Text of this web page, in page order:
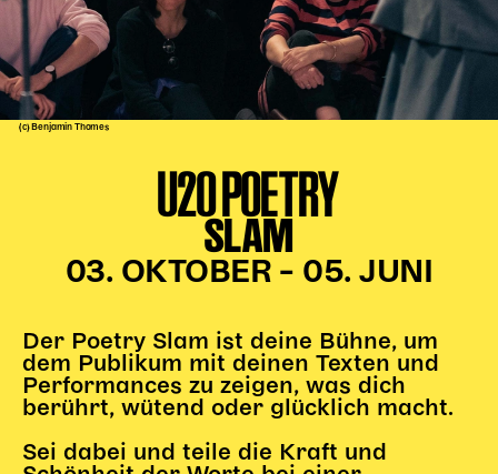
Abenteuernacht
Kinder-Redaktion
Junge Kunst
Next Generation
MAGMA 25/26
Dramaturgie + Stadt
Theaterwerkstätten
PÄDAGOGIK
Kunst + Wissen
Rund um den Vorstellungsbesuch
TheaterPaket
(c) Benjamin Thomes
U20 POETRY
SLAM
03. OKTOBER – 05. JUNI
Der Poetry Slam ist deine Bühne, um
dem Publikum mit deinen Texten und
Performances zu zeigen, was dich
berührt, wütend oder glücklich macht.
Sei dabei und teile die Kraft und